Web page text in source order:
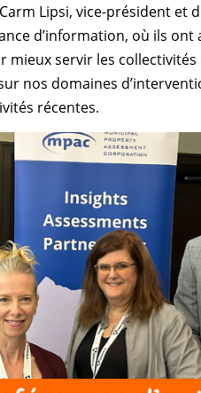
Lipsi, vice-président et
d’information, où ils
servir les collectivités
nos domaines
récentes.